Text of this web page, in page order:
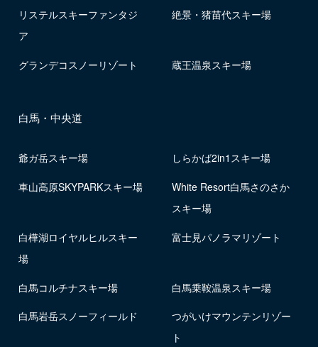
リステルスキーファンタジ
ア
絶景・猪苗代スキー場
グランデコスノーリゾート 蔵王温泉スキー場
白馬・中央道
爺ガ岳スキー場 しらかば2in1スキー場
車山高原SKYPARKスキー場
White Resort白馬さのさか
スキー場
白樺湖ロイヤルヒルスキー
場
富士見パノラマリゾート
白馬コルチナスキー場 白馬乗鞍温泉スキー場
白馬岩岳スノーフィールド
つがいけマウンテンリゾー
ト